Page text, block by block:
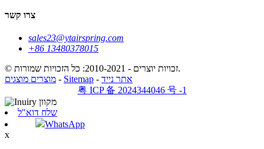
צרו קשר
sales23@ytairspring.com
+86 13480378015
© זכויות יוצרים - 2010-2021: כל הזכויות שמורות.
מוצרים מוצגים - Sitemap - אתר נייד
粤 ICP 备 2024344046 号 -1
שלח דוא"ל
WhatsApp
x